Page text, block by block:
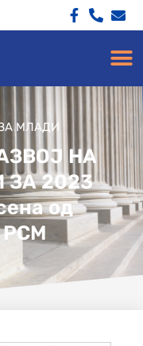
МЛАДИ
НА
2023
од
РСМ